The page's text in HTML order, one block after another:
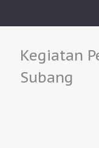
Kegiatan
Subang